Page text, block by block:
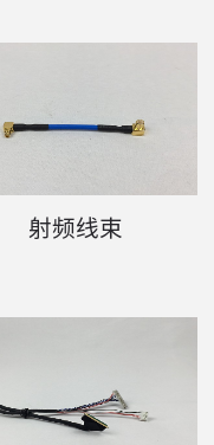
射频线束